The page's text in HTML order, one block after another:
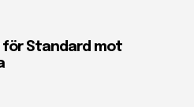
för Standard mot